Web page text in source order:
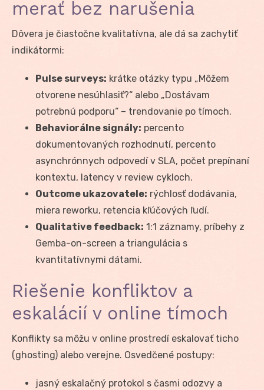
merať bez narušenia
Dôvera je čiastočne kvalitatívna, ale dá sa zachytiť
indikátormi:
Pulse surveys: krátke otázky typu „Môžem
otvorene nesúhlasiť?“ alebo „Dostávam
potrebnú podporu“ – trendovanie po tímoch.
Behaviorálne signály: percento
dokumentovaných rozhodnutí, percento
asynchrónnych odpovedí v SLA, počet prepínaní
kontextu, latency v review cykloch.
Outcome ukazovatele: rýchlosť dodávania,
miera reworku, retencia kľúčových ľudí.
Qualitative feedback: 1:1 záznamy, príbehy z
Gemba-on-screen a triangulácia s
kvantitatívnymi dátami.
Riešenie konfliktov a
eskalácií v online tímoch
Konflikty sa môžu v online prostredí eskalovať ticho
(ghosting) alebo verejne. Osvedčené postupy:
jasný eskalačný protokol s časmi odozvy a